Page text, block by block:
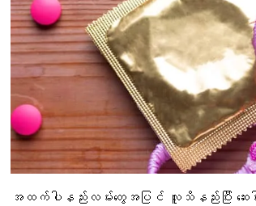
အထက်ပါနည်းလမ်းတွေအပြင် လူသိနည်းပြီး ဆ